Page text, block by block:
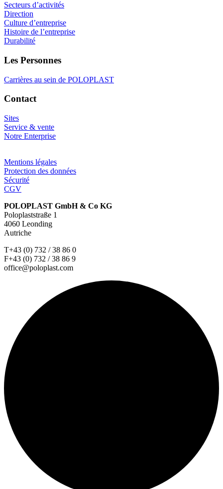
Secteurs d’activités
Direction
Culture d’entreprise
Histoire de l’entreprise
Durabilité
Les Personnes
Carrières au sein de POLOPLAST
Contact
Sites
Service & vente
Notre Enterprise
Mentions légales
Protection des données
Sécurité
CGV
POLOPLAST GmbH & Co KG
Poloplaststraße 1
4060 Leonding
Autriche
T+43 (0) 732 / 38 86 0
F+43 (0) 732 / 38 86 9
office@poloplast.com